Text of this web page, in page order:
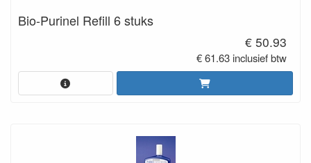
Bio-Purinel Refill 6 stuks
€ 50.93
€ 61.63 inclusief btw